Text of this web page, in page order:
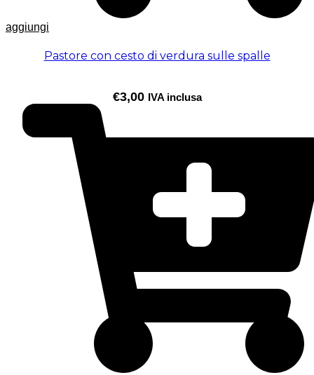
aggiungi
Pastore con cesto di verdura sulle spalle
€3,00 IVA inclusa